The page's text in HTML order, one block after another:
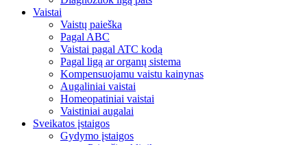
Vaistai
Vaistų paieška
Pagal ABC
Vaistai pagal ATC kodą
Pagal ligą ar organų sistema
Kompensuojamu vaistu kainynas
Augaliniai vaistai
Homeopatiniai vaistai
Vaistiniai augalai
Sveikatos įstaigos
Gydymo įstaigos